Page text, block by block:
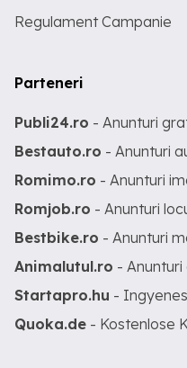
Regulament Campanie
Parteneri
Publi24.ro - Anunturi
Bestauto.ro - Anunturi
Romimo.ro - Anunturi
Romjob.ro - Anunturi
Bestbike.ro - Anunturi
Animalutul.ro -
Startapro.hu -
Quoka.de - Kostenlose